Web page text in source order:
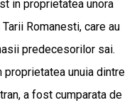
in proprietatea unora
Romanesti, care au
predecesorilor sai.
unuia dintre
a fost cumparata de